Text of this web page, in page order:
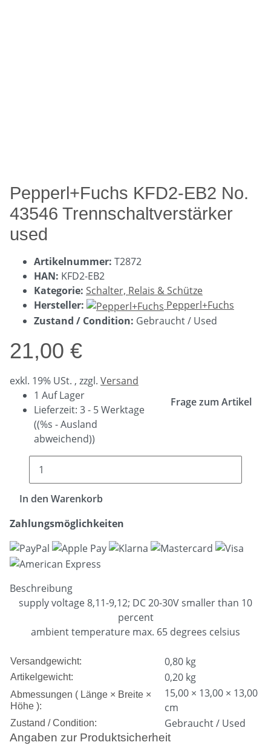
Pepperl+Fuchs KFD2-EB2 No.
43546 Trennschaltverstärker
used
Artikelnummer: T2872
HAN: KFD2-EB2
Kategorie: Schalter, Relais & Schütze
Hersteller:
Pepperl+Fuchs
Zustand / Condition: Gebraucht / Used
21,00 €
exkl. 19% USt. , zzgl. Versand
1 Auf Lager
Lieferzeit: 3 - 5 Werktage
((%s - Ausland
abweichend))
Frage zum Artikel
In den Warenkorb
Zahlungsmöglichkeiten
Beschreibung
supply voltage 8,11-9,12; DC 20-30V smaller than 10
percent
ambient temperature max. 65 degrees celsius
Versandgewicht: 0,80 kg
Artikelgewicht: 0,20 kg
Abmessungen ( Länge × Breite ×
Höhe ):
15,00 × 13,00 × 13,00
cm
Zustand / Condition: Gebraucht / Used
Angaben zur Produktsicherheit